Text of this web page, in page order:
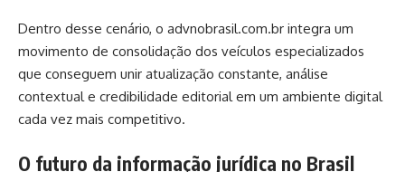
Dentro desse cenário, o advnobrasil.com.br integra um
movimento de consolidação dos veículos especializados
que conseguem unir atualização constante, análise
contextual e credibilidade editorial em um ambiente digital
cada vez mais competitivo.
O futuro da informação jurídica no Brasil